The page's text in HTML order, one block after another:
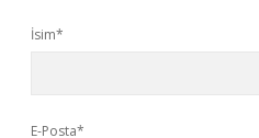
İsim*
E-Posta*